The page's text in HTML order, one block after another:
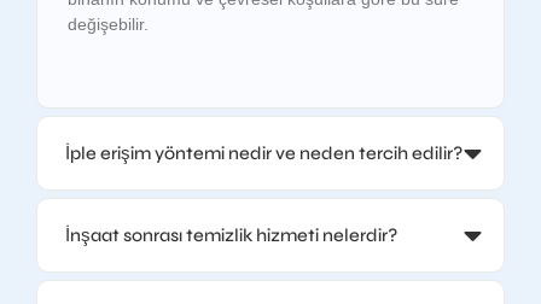
değişebilir.
İple erişim yöntemi nedir ve neden tercih edilir?
İnşaat sonrası temizlik hizmeti nelerdir?